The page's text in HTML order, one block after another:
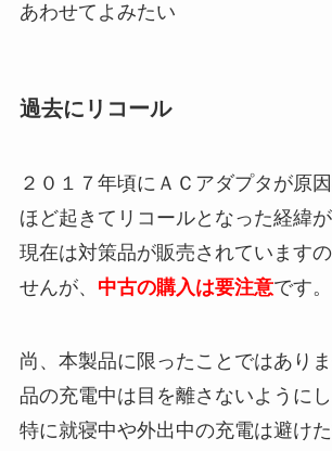
あわせてよみたい
過去にリコール
２０１７年頃にＡＣアダプタが原
ほど起きてリコールとなった経緯が
現在は対策品が販売されています
せんが、 中古の購入は要注意です。
尚、本製品に限ったことではあり
品の充電中は目を離さないようにし
特に就寝中や外出中の充電は避け